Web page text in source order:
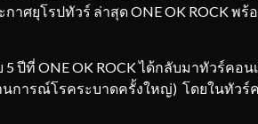
กาศยุโรปทัวร์ ล่าสุด ONE OK ROCK พ
ONE OK ROCK ได้กลับมาทัวร์คอนเ
นการณ์โรคระบาดครั้งใหญ่) โดยในทัวร์